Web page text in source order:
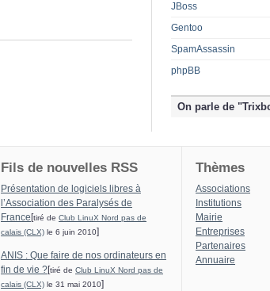
JBoss
Gentoo
SpamAssassin
phpBB
On parle de
Fils de nouvelles RSS
Présentation de logiciels libres à
l’Association des Paralysés de
France [tiré de Club LinuX Nord pas de
calais (CLX) le 6 juin 2010]
ANIS : Que faire de nos ordinateurs en
fin de vie ?[tiré de Club LinuX Nord pas de
calais (CLX) le 31 mai 2010]
Thèmes
Associations
Institutions
Mairie
Entreprises
Partenaires
Annuaire